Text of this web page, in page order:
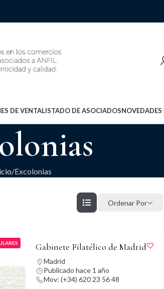
DE VENTALISTADO DE ASOCIADOSNOVEDADES
Excolonias
Ordenar Por
Gabinete Filatélico de Madrid
Madrid
Publicado hace 1 año
Mov: (+34) 620 23 56 48